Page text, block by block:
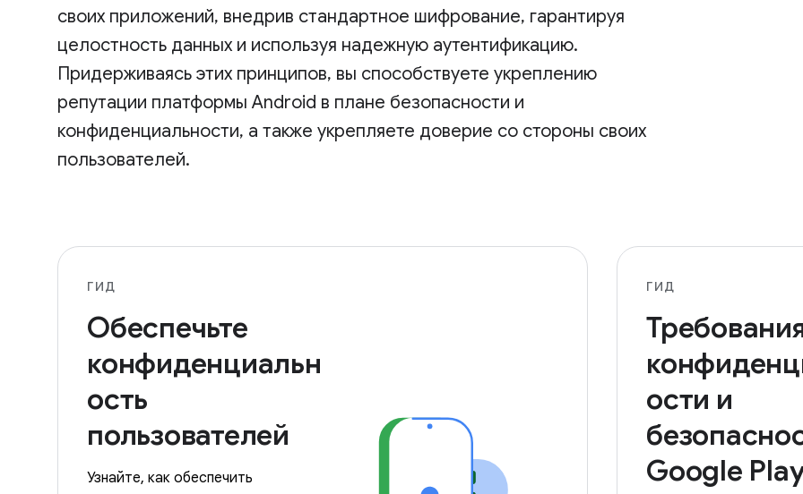
своих приложений, внедрив стандартное шифрование, гарантируя
целостность данных и используя надежную аутентификацию.
Придерживаясь этих принципов, вы способствуете укреплению
репутации платформы Android в плане безопасности и
конфиденциальности, а также укрепляете доверие со стороны своих
пользователей.
ГИД
Обеспечьте
конфиденциальн
ость
пользователей
Узнайте, как обеспечить
ГИД
ости и
Google